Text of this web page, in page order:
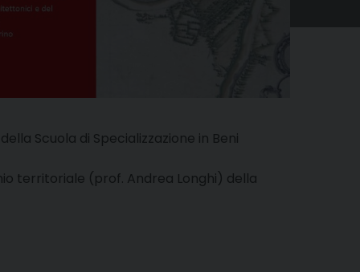
Scuola di Specializzazione in Beni
territoriale (prof. Andrea Longhi) della